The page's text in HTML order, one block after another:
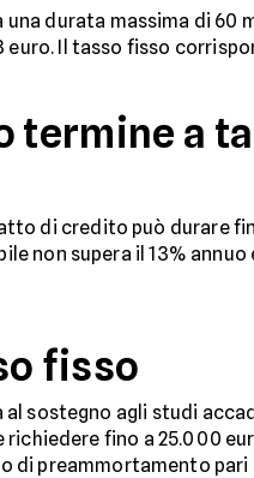
durata massima di 60
Il tasso fisso
termine a
di credito può durare
non supera il 13%
fisso
al sostegno agli studi
fino a 25.000
di preammortamento